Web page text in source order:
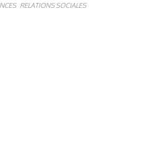
RELATIONS SOCIALES